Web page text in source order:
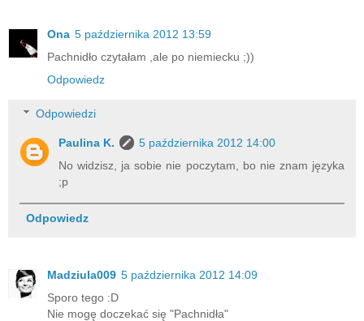
Ona 5 października 2012 13:59
Pachnidło czytałam ,ale po niemiecku ;))
Odpowiedz
Odpowiedzi
Paulina K.
5 października 2012 14:00
No widzisz, ja sobie nie poczytam, bo nie znam języka
;p
Odpowiedz
Madziula009 5 października 2012 14:09
Sporo tego :D
Nie mogę doczekać się "Pachnidła"